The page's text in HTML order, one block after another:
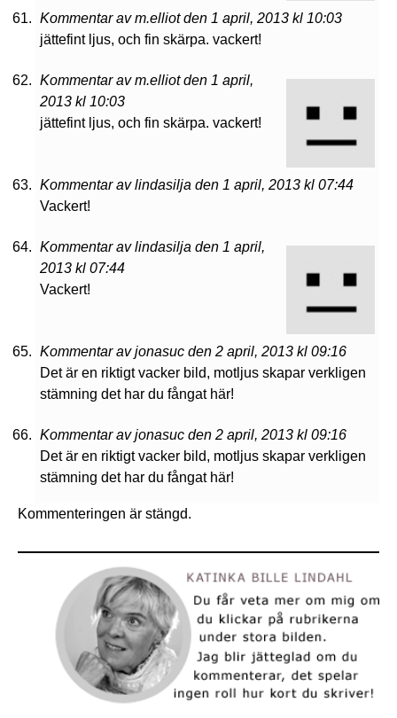
Kommentar av m.elliot den 1 april, 2013 kl 10:03
jättefint ljus, och fin skärpa. vackert!
Kommentar av m.elliot den 1 april,
2013 kl 10:03
jättefint ljus, och fin skärpa. vackert!
Kommentar av lindasilja den 1 april, 2013 kl 07:44
Vackert!
Kommentar av lindasilja den 1 april,
2013 kl 07:44
Vackert!
Kommentar av jonasuc den 2 april, 2013 kl 09:16
Det är en riktigt vacker bild, motljus skapar verkligen
stämning det har du fångat här!
Kommentar av jonasuc den 2 april, 2013 kl 09:16
Det är en riktigt vacker bild, motljus skapar verkligen
stämning det har du fångat här!
Kommenteringen är stängd.